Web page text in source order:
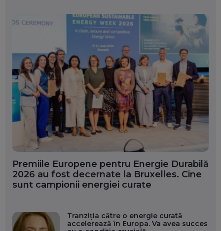
Premiile Europene pentru Energie Durabilă
2026 au fost decernate la Bruxelles. Cine
sunt campionii energiei curate
Tranziția către o energie curată
accelerează în Europa. Va avea succes